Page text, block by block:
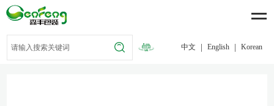
中文 | English | Korean